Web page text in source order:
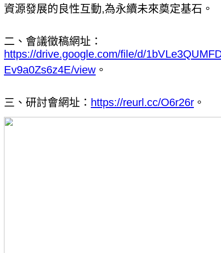
資源發展的良性互動,為永續未來奠定基石。
二、會議徵稿網址：
https://drive.google.com/file/d/
Ev9a0Zs6z4E/view 。
三、研討會網址： https://reurl.cc/O6r26r 。